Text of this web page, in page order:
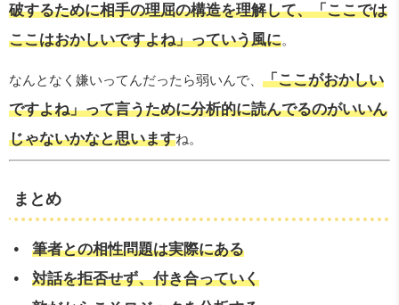
破するために相手の理屈の構造を理解して、「ここでは
ここはおかしいですよね」っていう風に。
なんとなく嫌いってんだったら弱いんで、 「ここがおかしい
ですよね」って言うために分析的に読んでるのがいいん
じゃないかなと思いますね。
まとめ
筆者との相性問題は実際にある
対話を拒否せず、付き合っていく